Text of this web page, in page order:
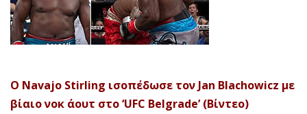
Ο Navajo Stirling ισοπέδωσε τον Jan Blachowicz με
βίαιο νοκ άουτ στο ‘UFC Belgrade’ (Βίντεο)